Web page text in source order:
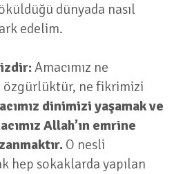
dünyada nasıl
edelim.
Amacımız ne
özgürlüktür, ne fikrimizi
dinimizi yaşamak ve
Allah’ın emrine
O nesli
hep sokaklarda yapılan